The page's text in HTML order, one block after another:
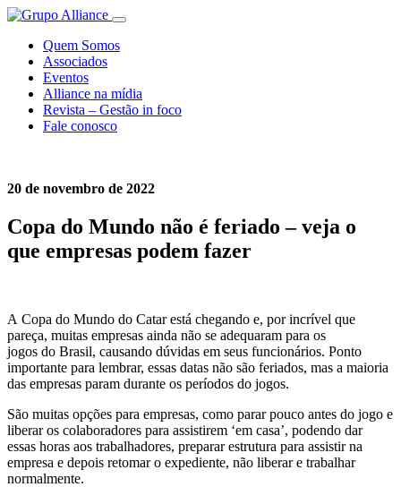
Quem Somos
Associados
Eventos
Alliance na mídia
Revista – Gestão in foco
Fale conosco
20 de novembro de 2022
Copa do Mundo não é feriado – veja o
que empresas podem fazer
A Copa do Mundo do Catar está chegando e, por incrível que
pareça, muitas empresas ainda não se adequaram para os
jogos do Brasil, causando dúvidas em seus funcionários. Ponto
importante para lembrar, essas datas não são feriados, mas a maioria
das empresas param durante os períodos do jogos.
São muitas opções para empresas, como parar pouco antes do jogo e
liberar os colaboradores para assistirem ‘em casa’, podendo dar
essas horas aos trabalhadores, preparar estrutura para assistir na
empresa e depois retomar o expediente, não liberar e trabalhar
normalmente.